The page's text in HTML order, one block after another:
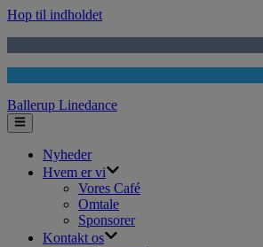
Hop til indholdet
Ballerup Linedance
Nyheder
Hvem er vi
Vores Café
Omtale
Sponsorer
Kontakt os